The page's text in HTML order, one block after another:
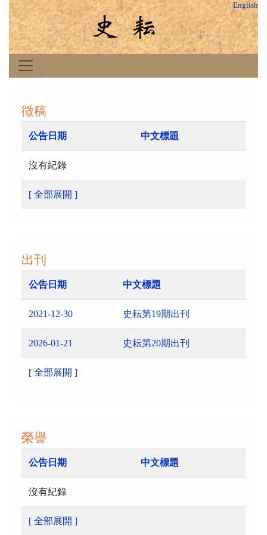
English
徵稿
公告日期 中文標題
沒有紀錄
[ 全部展開 ]
出刊
公告日期 中文標題
2021-12-30 史耘第19期出刊
2026-01-21 史耘第20期出刊
[ 全部展開 ]
榮譽
公告日期 中文標題
沒有紀錄
[ 全部展開 ]